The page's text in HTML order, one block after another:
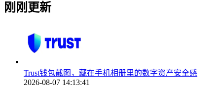
刚刚更新
Trust钱包截图，藏在手机相册里的数字资产安全感
2026-08-07 14:13:41